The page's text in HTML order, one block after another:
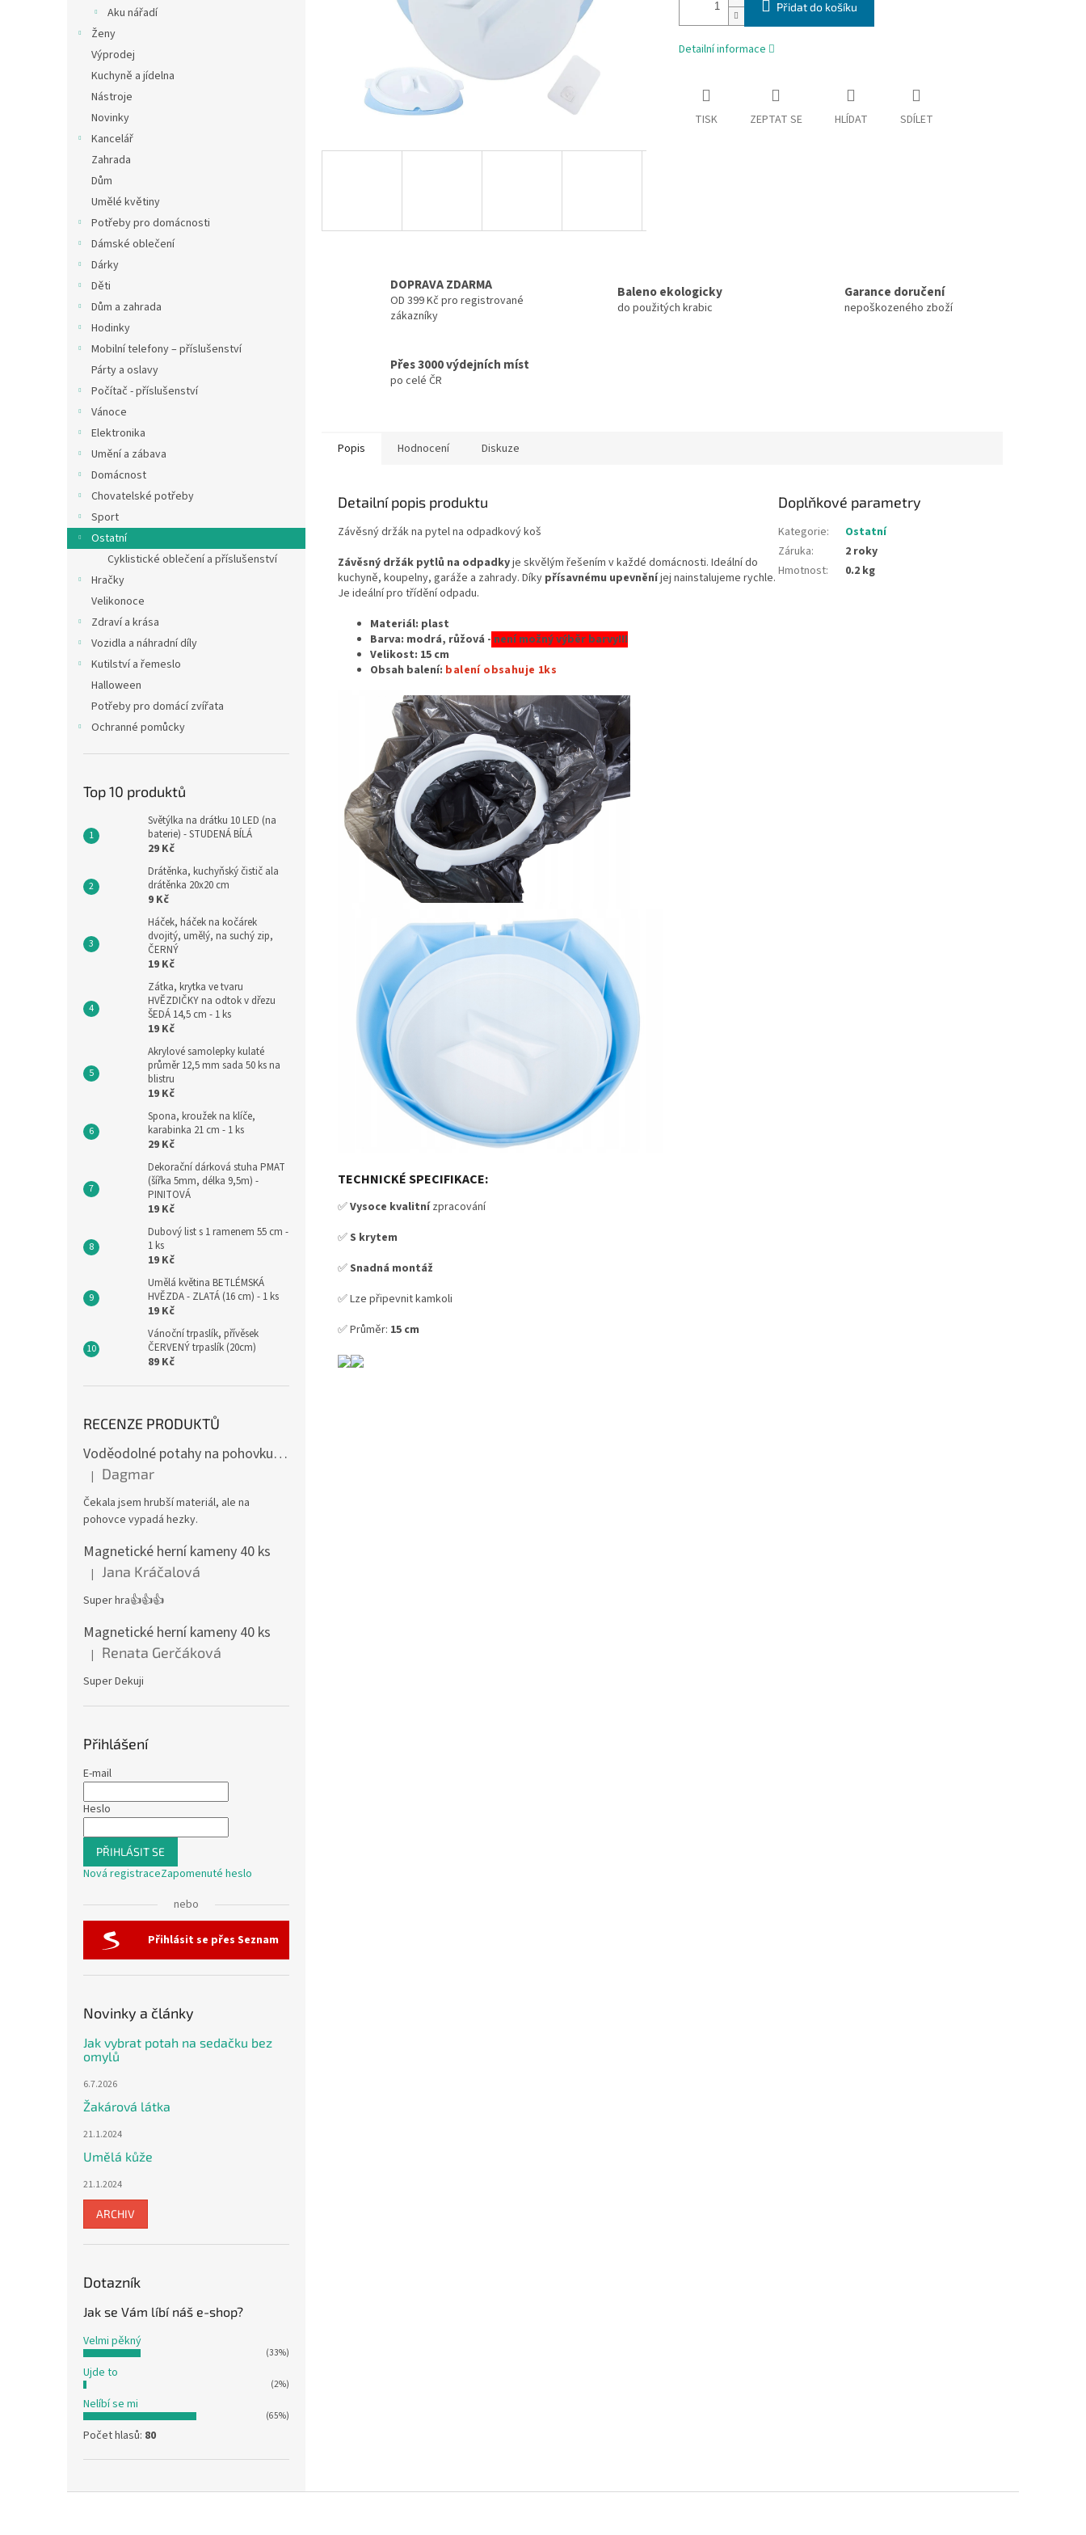
Aku nářadí
Ženy
Výprodej
Kuchyně a jídelna
Nástroje
Novinky
Kancelář
Zahrada
Dům
Umělé květiny
Potřeby pro domácnosti
Dámské oblečení
Dárky
Děti
Dům a zahrada
Hodinky
Mobilní telefony – příslušenství
Párty a oslavy
Počítač - příslušenství
Vánoce
Elektronika
Umění a zábava
Domácnost
Chovatelské potřeby
Sport
Ostatní
Cyklistické oblečení a příslušenství
Hračky
Velikonoce
Zdraví a krása
Vozidla a náhradní díly
Kutilství a řemeslo
Halloween
Potřeby pro domácí zvířata
Ochranné pomůcky
Top 10 produktů
Světýlka na drátku 10 LED (na
baterie) - STUDENÁ BÍLÁ
29 Kč
Drátěnka, kuchyňský čistič ala
drátěnka 20x20 cm
9 Kč
Háček, háček na kočárek
dvojitý, umělý, na suchý zip,
ČERNÝ
19 Kč
Zátka, krytka ve tvaru
HVĚZDIČKY na odtok v dřezu
ŠEDÁ 14,5 cm - 1 ks
19 Kč
Akrylové samolepky kulaté
průměr 12,5 mm sada 50 ks na
blistru
19 Kč
Spona, kroužek na klíče,
karabinka 21 cm - 1 ks
29 Kč
Dekorační dárková stuha PMAT
(šířka 5mm, délka 9,5m) -
PINITOVÁ
19 Kč
Dubový list s 1 ramenem 55 cm -
1 ks
19 Kč
Umělá květina BETLÉMSKÁ
HVĚZDA - ZLATÁ (16 cm) - 1 ks
19 Kč
Vánoční trpaslík, přívěsek
ČERVENÝ trpaslík (20cm)
89 Kč
RECENZE PRODUKTŮ
Voděodolné potahy na pohovku se vzorem
Hodnocení produktu je 4 z 5 hvězdiček.
| Dagmar
Čekala jsem hrubší materiál, ale na
pohovce vypadá hezky.
Magnetické herní kameny 40 ks
Hodnocení produktu je 5 z 5 hvězdiček.
| Jana Kráčalová
Super hra👍👍👍
Magnetické herní kameny 40 ks
Hodnocení produktu je 5 z 5 hvězdiček.
| Renata Gerčáková
Super Dekuji
Přihlášení
E-mail
Heslo
PŘIHLÁSIT SE
Nová registraceZapomenuté heslo
nebo
Přihlásit se přes Seznam
Novinky a články
Jak vybrat potah na sedačku bez
omylů
6.7.2026
Žakárová látka
21.1.2024
Umělá kůže
21.1.2024
ARCHIV
Dotazník
Jak se Vám líbí náš e-shop?
Velmi pěkný
(33%)
Ujde to
(2%)
Nelíbí se mi
(65%)
Počet hlasů: 80
Přidat do košíku
Detailní informace
TISK ZEPTAT SE HLÍDAT SDÍLET
DOPRAVA ZDARMA
OD 399 Kč pro registrované
zákazníky
Baleno ekologicky
do použitých krabic
Garance doručení
nepoškozeného zboží
Přes 3000 výdejních míst
po celé ČR
Popis Hodnocení Diskuze
Detailní popis produktu
Závěsný držák na pytel na odpadkový koš
Závěsný držák pytlů na odpadkyje skvělým řešením v každé domácnosti. Ideální do
kuchyně, koupelny, garáže a zahrady. Díky přísavnému upevněníjej nainstalujeme rychle.
Je ideální pro třídění odpadu.
Materiál: plast
Barva: modrá, růžová - není možný výběr barvy!!!
Velikost: 15 cm
Obsah balení: balení obsahuje 1ks
TECHNICKÉ SPECIFIKACE:
✅Vysoce kvalitnízpracování
✅S krytem
✅Snadná montáž
✅ Lze připevnit kamkoli
✅ Průměr: 15 cm
Doplňkové parametry
Kategorie:
Ostatní
Záruka:
2 roky
Hmotnost: 0.2 kg